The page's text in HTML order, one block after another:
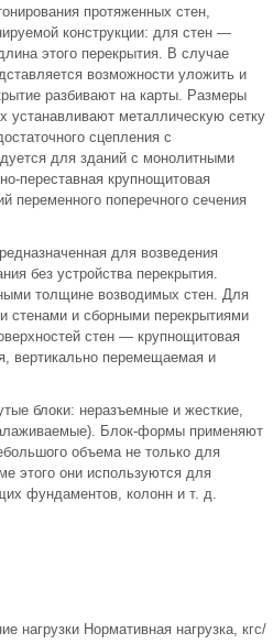
протяженных стен,
конструкции: для стен —
этого перекрытия. В случае
возможности уложить и
разбивают на карты. Размеры
устанавливают металлическую сетку
сцепления с
для зданий с монолитными
переставная крупнощитовая
переменного поперечного сечения
для возведения
без устройства перекрытия.
толщине возводимых стен. Для
стенами и сборными перекрытиями
стен — крупнощитовая
вертикально перемещаемая и
блоки: неразъемные и жесткие,
Блок-формы применяют
объема не только для
этого они используются для
фундаментов, колонн и т. д.
нагрузки Нормативная нагрузка, кгс/